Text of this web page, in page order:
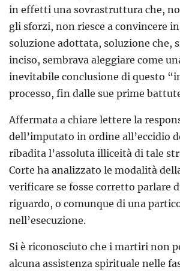
in effetti una sovrastruttura che,
gli sforzi, non riesce a convincere
soluzione adottata, soluzione che,
inciso, sembrava aleggiare come
inevitabile conclusione di questo
processo, fin dalle sue prime
Affermata a chiare lettere la
dell’imputato in ordine all’eccidio
ribadita l’assoluta illiceità di tale
Corte ha analizzato le modalità
verificare se fosse corretto parlare
riguardo, o comunque di una
nell’esecuzione.
Si è riconosciuto che i martiri non
alcuna assistenza spirituale nelle